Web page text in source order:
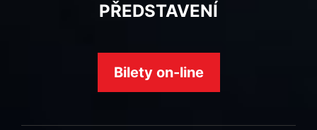
PŘEDSTAVENÍ
Bilety on-line